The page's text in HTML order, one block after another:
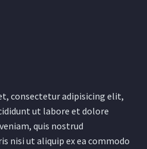
consectetur adipisicing elit,
ut labore et dolore
quis nostrud
nisi ut aliquip ex ea commodo